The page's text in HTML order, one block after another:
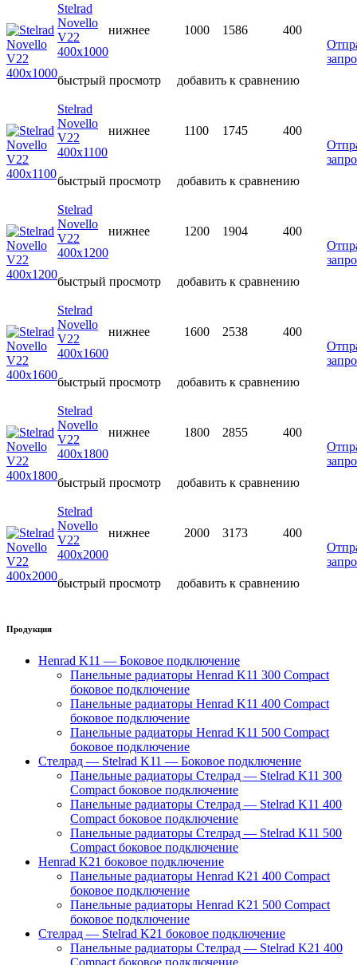
Stelrad
Novello
V22
400х1000
нижнее 1000 1586
400
быстрый просмотр
добавить к сравнению
Stelrad
Novello
V22
400х1100
нижнее 1100 1745
400
быстрый просмотр
добавить к сравнению
Stelrad
Novello
V22
400х1200
нижнее 1200 1904
400
быстрый просмотр
добавить к сравнению
Stelrad
Novello
V22
400х1600
нижнее 1600 2538
400
быстрый просмотр
добавить к сравнению
Stelrad
Novello
V22
400х1800
нижнее 1800 2855
400
быстрый просмотр
добавить к сравнению
Stelrad
Novello
V22
400х2000
нижнее 2000 3173
400
быстрый просмотр
добавить к сравнению
Продукция
Henrad K11 — Боковое подключение
Панельные радиаторы Henrad K11 300 Compact
боковое подключение
Панельные радиаторы Henrad K11 400 Compact
боковое подключение
Панельные радиаторы Henrad K11 500 Compact
боковое подключение
Стелрад — Stelrad K11 — Боковое подключение
Панельные радиаторы Стелрад — Stelrad K11 300
Compact боковое подключение
Панельные радиаторы Стелрад — Stelrad K11 400
Compact боковое подключение
Панельные радиаторы Стелрад — Stelrad K11 500
Compact боковое подключение
Henrad K21 боковое подключение
Панельные радиаторы Henrad K21 400 Compact
боковое подключение
Панельные радиаторы Henrad K21 500 Compact
боковое подключение
Стелрад — Stelrad K21 боковое подключение
Панельные радиаторы Стелрад — Stelrad K21 400